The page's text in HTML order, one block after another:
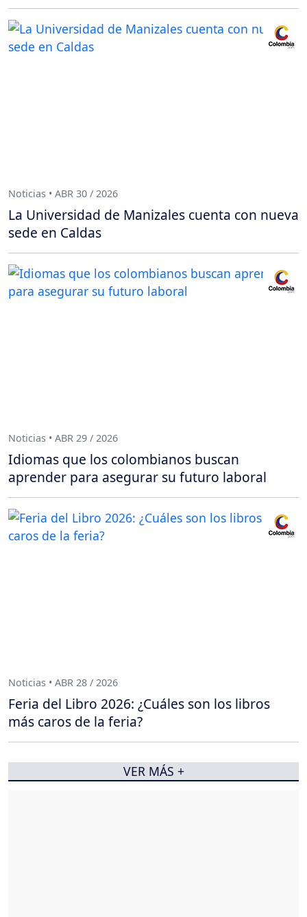
Noticias • ABR 30 / 2026
La Universidad de Manizales cuenta con nueva
sede en Caldas
Noticias • ABR 29 / 2026
Idiomas que los colombianos buscan
aprender para asegurar su futuro laboral
Noticias • ABR 28 / 2026
Feria del Libro 2026: ¿Cuáles son los libros
más caros de la feria?
VER MÁS +